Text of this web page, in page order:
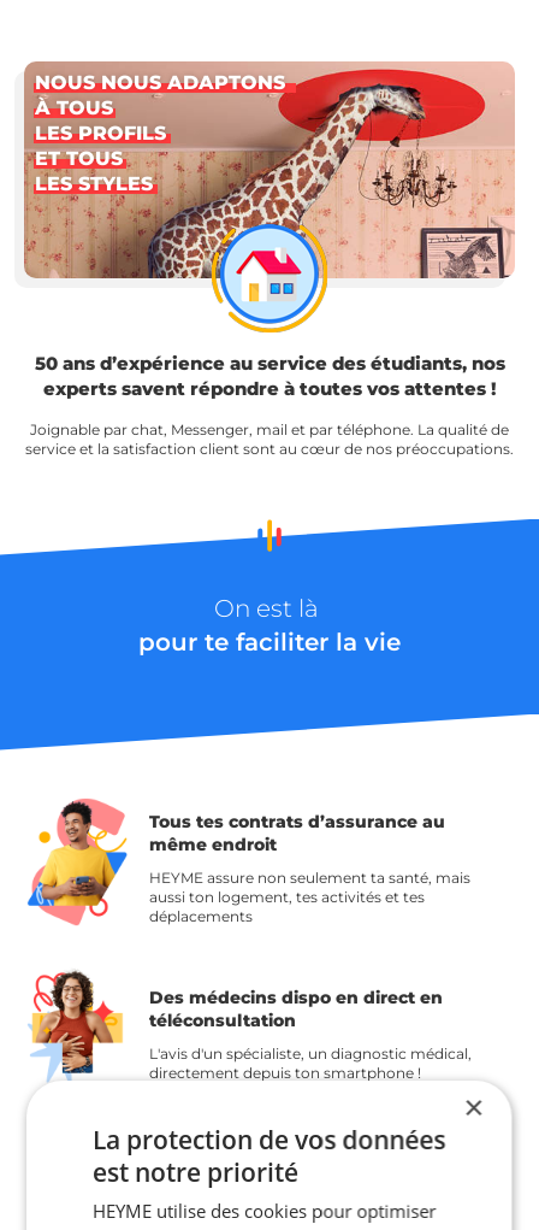
NOUS NOUS ADAPTONS
À TOUS
LES PROFILS
ET TOUS
LES STYLES
50 ans d’expérience au service des étudiants, nos
experts savent répondre à toutes vos attentes !
Joignable par chat, Messenger, mail et par téléphone. La qualité de
service et la satisfaction client sont au cœur de nos préoccupations.
On est là
pour te faciliter la vie
Tous tes contrats d’assurance au
même endroit
HEYME assure non seulement ta santé, mais
aussi ton logement, tes activités et tes
déplacements
Des médecins dispo en direct en
téléconsultation
L'avis d'un spécialiste, un diagnostic médical,
directement depuis ton smartphone !
Tous les services HEYME dans ton
appli mobile
Pour bénéficier de tous les services et d'un
×
La protection de vos données
est notre priorité
HEYME utilise des cookies pour optimiser